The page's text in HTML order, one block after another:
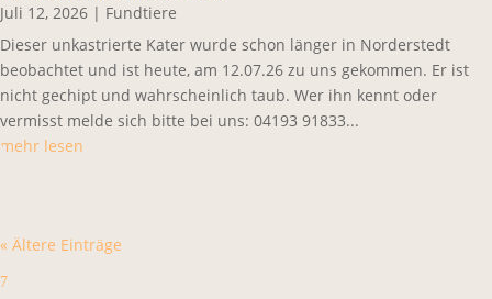
Juli 12, 2026 | Fundtiere
Dieser unkastrierte Kater wurde schon länger in Norderstedt
beobachtet und ist heute, am 12.07.26 zu uns gekommen. Er ist
nicht gechipt und wahrscheinlich taub. Wer ihn kennt oder
vermisst melde sich bitte bei uns: 04193 91833...
mehr lesen
« Ältere Einträge
7